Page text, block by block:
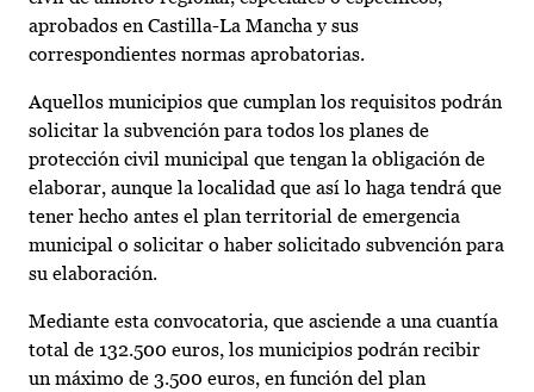
aprobados en Castilla-La Mancha y sus
correspondientes normas aprobatorias.
Aquellos municipios que cumplan los requisitos podrán
solicitar la subvención para todos los planes de
protección civil municipal que tengan la obligación de
elaborar, aunque la localidad que así lo haga tendrá que
tener hecho antes el plan territorial de emergencia
municipal o solicitar o haber solicitado subvención para
su elaboración.
Mediante esta convocatoria, que asciende a una cuantía
total de 132.500 euros, los municipios podrán recibir
un máximo de 3.500 euros, en función del plan